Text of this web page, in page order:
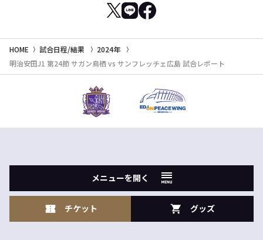
HOME 試合日程/結果
2024年
明治安田J1 第24節 サガン鳥栖 vs サンフレッチェ広島 試合レポート
メニューを開く
チケット グッズ